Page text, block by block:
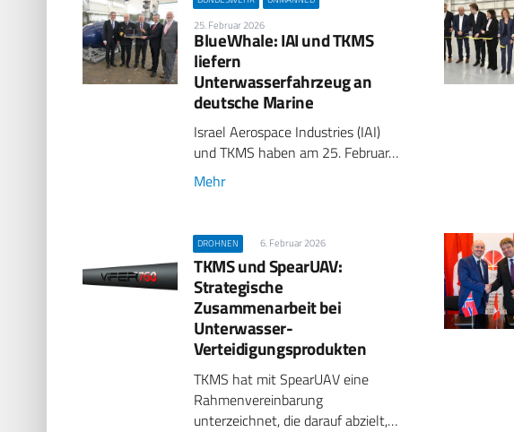
25. Februar 2026
BlueWhale: IAI und TKMS
liefern
Unterwasserfahrzeug an
deutsche Marine
Israel Aerospace Industries (IAI)
und TKMS haben am 25. Februar…
Mehr
DROHNEN 6. Februar 2026
TKMS und SpearUAV:
Strategische
Zusammenarbeit bei
Unterwasser-
Verteidigungsprodukten
TKMS hat mit SpearUAV eine
Rahmenvereinbarung
unterzeichnet, die darauf abzielt,…